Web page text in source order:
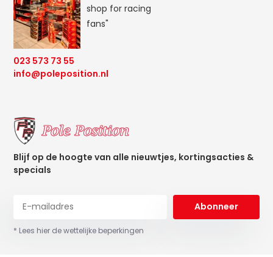
shop for racing
fans"
023 573 73 55
info@poleposition.nl
Blijf op de hoogte van alle nieuwtjes, kortingsacties &
specials
Abonneer
* Lees hier de wettelijke beperkingen